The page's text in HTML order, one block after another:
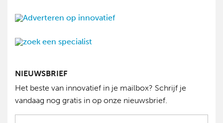
NIEUWSBRIEF
Het beste van innovatief in je mailbox? Schrijf je
vandaag nog gratis in op onze nieuwsbrief.